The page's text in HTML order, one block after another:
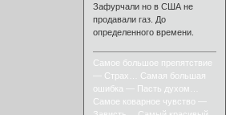
Зафурчали но в США не
продавали газ. До
определенного времени.
Самое большое препятствие
— Страх… Самая большая
ошибка — Пасть духом…
Самое коварное чувство —